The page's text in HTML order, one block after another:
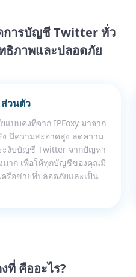
การบัญชี Twitter ทั่ว
ธิภาพและปลอดภัย
วนตัว
แบบคงที่จาก IPFoxy มาจาก
มีความสะอาดสูง ลดความ
ะงับบัญชี Twitter จากปัญหา
มาก เพื่อให้ทุกบัญชีของคุณมี
รือข่ายที่ปลอดภัยและเป็น
ที่ คืออะไร?